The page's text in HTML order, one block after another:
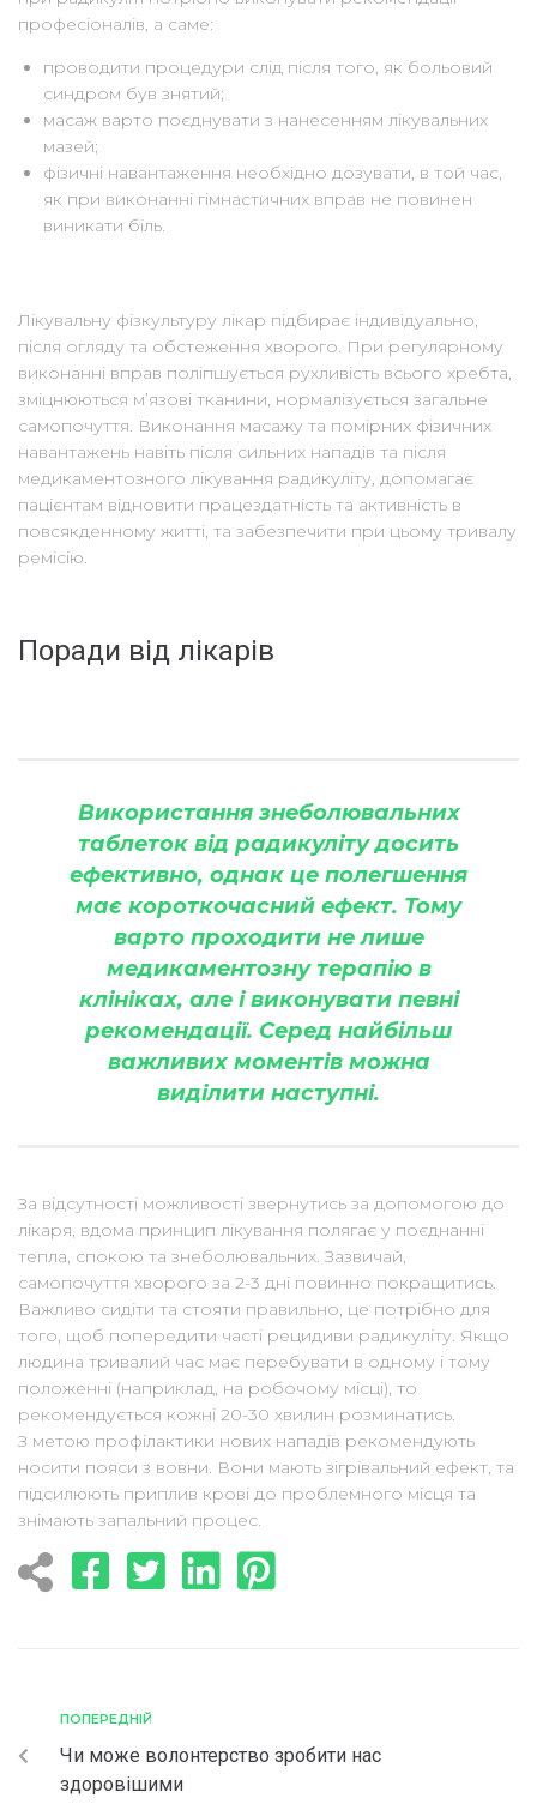
професіоналів, а саме:
проводити процедури слід після того, як больовий
синдром був знятий;
масаж варто поєднувати з нанесенням лікувальних
мазей;
фізичні навантаження необхідно дозувати, в той час,
як при виконанні гімнастичних вправ не повинен
виникати біль.
Лікувальну фізкультуру лікар підбирає індивідуально,
після огляду та обстеження хворого. При регулярному
виконанні вправ поліпшується рухливість всього хребта,
зміцнюються м’язові тканини, нормалізується загальне
самопочуття. Виконання масажу та помірних фізичних
навантажень навіть після сильних нападів та після
медикаментозного лікування радикуліту, допомагає
пацієнтам відновити працездатність та активність в
повсякденному житті, та забезпечити при цьому тривалу
ремісію.
Поради від лікарів
Використання знеболювальних
таблеток від радикуліту досить
ефективно, однак це полегшення
має короткочасний ефект. Тому
варто проходити не лише
медикаментозну терапію в
клініках, але і виконувати певні
рекомендації. Серед найбільш
важливих моментів можна
виділити наступні.
За відсутності можливості звернутись за допомогою до
лікаря, вдома принцип лікування полягає у поєднанні
тепла, спокою та знеболювальних. Зазвичай,
самопочуття хворого за 2-3 дні повинно покращитись.
Важливо сидіти та стояти правильно, це потрібно для
того, щоб попередити часті рецидиви радикуліту. Якщо
людина тривалий час має перебувати в одному і тому
положенні (наприклад, на робочому місці), то
рекомендується кожні 20-30 хвилин розминатись.
З метою профілактики нових нападів рекомендують
носити пояси з вовни. Вони мають зігрівальний ефект, та
підсилюють приплив крові до проблемного місця та
знімають запальний процес.
ПОПЕРЕДНІЙ
Чи може волонтерство зробити нас
здоровішими